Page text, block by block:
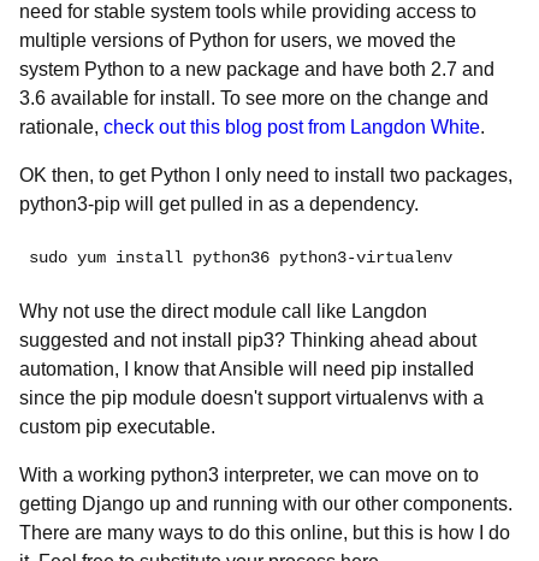
need for stable system tools while providing access to
multiple versions of Python for users, we moved the
system Python to a new package and have both 2.7 and
3.6 available for install. To see more on the change and
rationale, check out this blog post from Langdon White.
OK then, to get Python I only need to install two packages,
python3-pip will get pulled in as a dependency.
sudo yum install python36 python3-virtualenv
Why not use the direct module call like Langdon
suggested and not install pip3? Thinking ahead about
automation, I know that Ansible will need pip installed
since the pip module doesn't support virtualenvs with a
custom pip executable.
With a working python3 interpreter, we can move on to
getting Django up and running with our other components.
There are many ways to do this online, but this is how I do